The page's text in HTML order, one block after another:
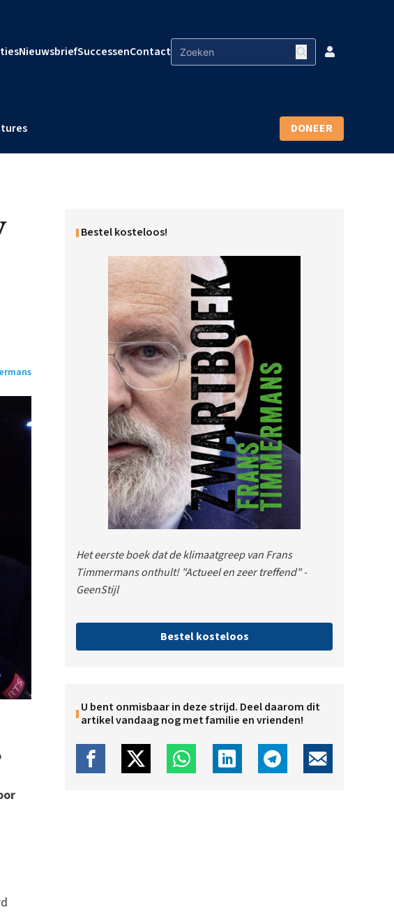
NieuwsbriefSuccessenContact
DONEER
Bestel kosteloos!
Het eerste boek dat de klimaatgreep van Frans
Timmermans onthult! "Actueel en zeer treffend" -
GeenStijl
Bestel kosteloos
U bent onmisbaar in deze strijd. Deel daarom dit
artikel vandaag nog met familie en vrienden!